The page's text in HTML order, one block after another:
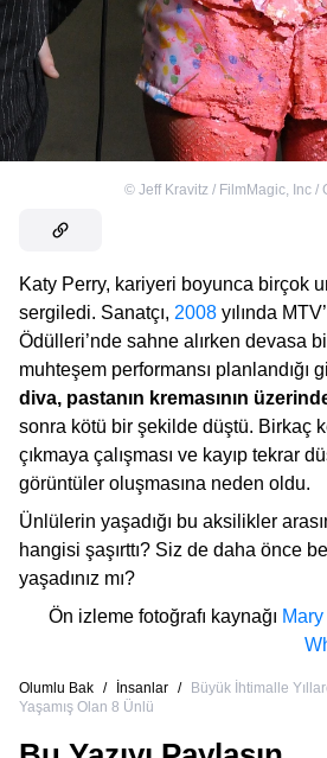
© Jeff Kravitz / FilmMagic, Inc /
Katy Perry, kariyeri boyunca birçok
sergiledi. Sanatçı, 2008 yılında
Ödülleri’nde sahne alırken devasa
muhteşem performansı planlandığı
diva, pastanın kremasının
sonra kötü bir şekilde düştü. Birkaç
çıkmaya çalışması ve kayıp tekrar
görüntüler oluşmasına neden oldu.
Ünlülerin yaşadığı bu aksilikler
hangisi şaşırttı? Siz de daha önce
yaşadınız mı?
Ön izleme fotoğrafı kaynağı
Olumlu Bak / İnsanlar /
Büyük İhtimalle
Yaşamış Olan 8 Ünlü